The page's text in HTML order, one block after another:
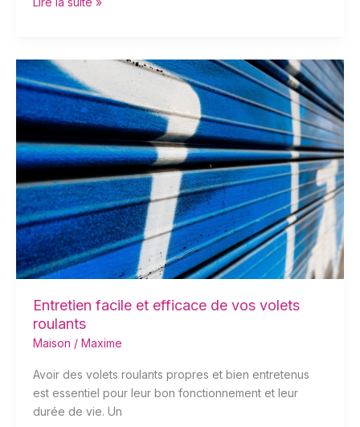
Entretien facile et efficace de vos volets
roulants
Maison / Maxime
Avoir des volets roulants propres et bien entretenus
est essentiel pour leur bon fonctionnement et leur
durée de vie. Un
Entretien
facile
et
efficace
de
vos
volets
roulants